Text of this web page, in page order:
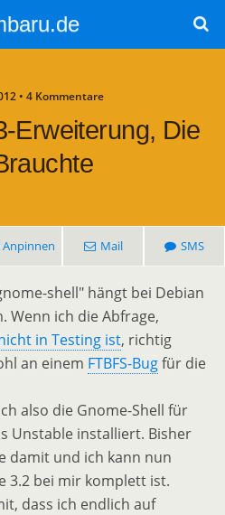
• 4 Kommentare
Erweiterung, Die
Anpinnen Mail SMS
shell" hängt bei Debian
Wenn ich die Abfrage,
in Testing ist, richtig
an einem FTBFS-Bugfür die
also die Gnome-Shell für
Unstable installiert. Bisher
damit und ich kann nun
3.2 bei mir komplett ist.
dass ich endlich auf